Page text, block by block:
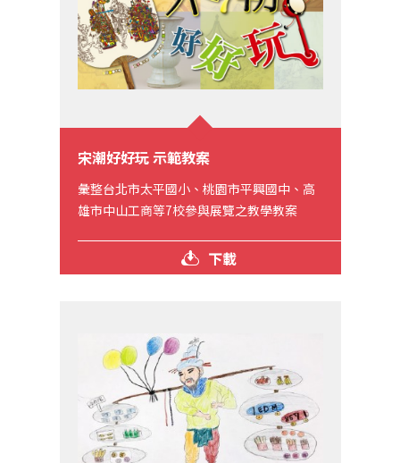
宋潮好好玩 示範教案
彙整台北市太平國小、桃園市平興國中、高
雄市中山工商等7校參與展覽之教學教案
下載